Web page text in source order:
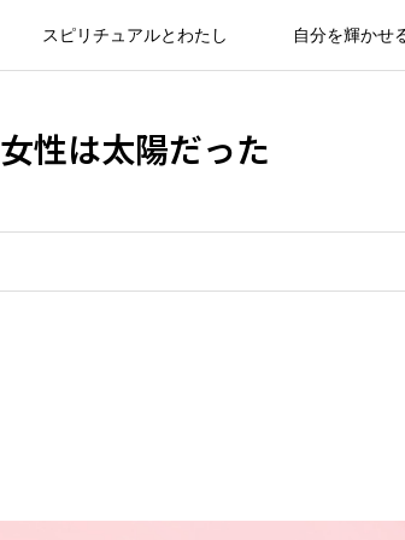
スピリチュアルとわたし 自分を輝かせ
女性は太陽だった